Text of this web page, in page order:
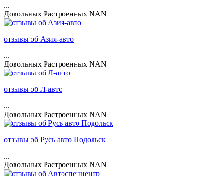
...
Довольных Растроенных NAN
отзывы об Азия-авто
...
Довольных Растроенных NAN
отзывы об Л-авто
...
Довольных Растроенных NAN
отзывы об Русь авто Подольск
...
Довольных Растроенных NAN